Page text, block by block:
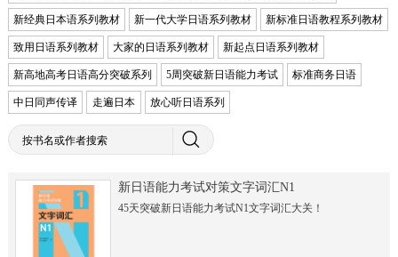
新经典日本语系列教材 新一代大学日语系列教材 新标准日语教程系列教材
致用日语系列教材 大家的日语系列教材 新起点日语系列教材
新高地高考日语高分突破系列 5周突破新日语能力考试 标准商务日语
中日同声传译 走遍日本 放心听日语系列
新日语能力考试对策文字词汇N1
45天突破新日语能力考试N1文字词汇大关！